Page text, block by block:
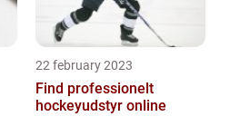
22 february 2023
Find professionelt
hockeyudstyr online